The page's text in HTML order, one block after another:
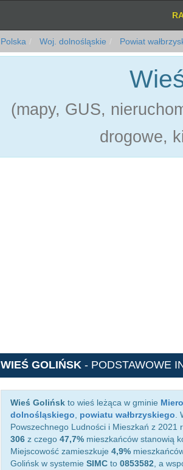
Polska Woj. dolnośląskie Powiat
(mapy, GUS,
drogowe,
WIEŚ GOLIŃSK - PODSTAWOWE
Wieś Golińsk to wieś leżąca w gminie
dolnośląskiego
powiatu wałbrzyskiego
Powszechnego Ludności i Mieszkań z 2021
306 z czego 47,7% mieszkańców stanowią
Miejscowość zamieszkuje 4,9%
Golińsk w systemie SIMC to 0853582 , a